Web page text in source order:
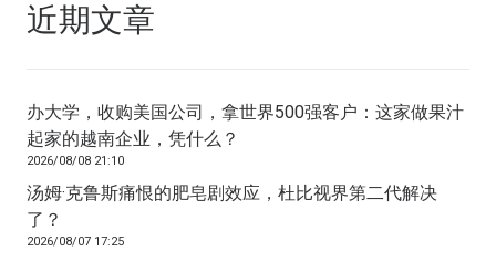
近期文章
办大学，收购美国公司，拿世界500强客户：这家做果汁
起家的越南企业，凭什么？
2026/08/08 21:10
汤姆·克鲁斯痛恨的肥皂剧效应，杜比视界第二代解决
了？
2026/08/07 17:25